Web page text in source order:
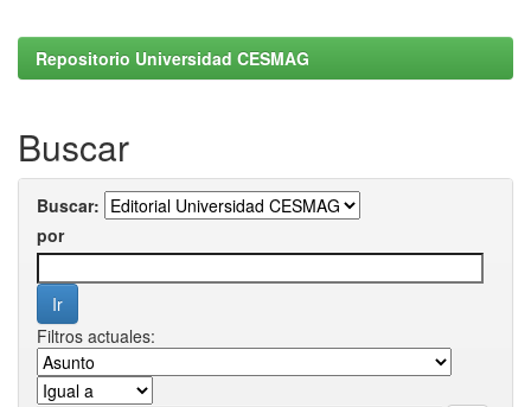
Repositorio Universidad CESMAG
Buscar
Buscar:
por
Filtros actuales: